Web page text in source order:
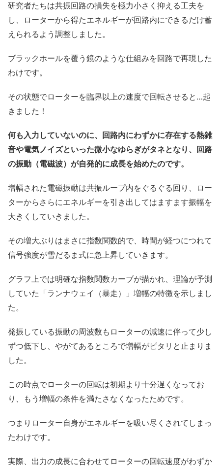
研究者たちは共振回路の損失を極力小さく抑える工夫を
し、ローターから得たエネルギーが回路内にできるだけ蓄
えられるよう調整しました。
ブラックホールを覆う鏡のような仕組みを回路で再現した
わけです。
その状態でローターを臨界以上の速度で回転させると…起
きました！
何も入力していないのに、回路内にわずかに存在する熱雑
音や電気ノイズといった微小なゆらぎがタネとなり、回路
の振動（電磁波）が自発的に成長を始めたのです。
増幅された電磁振動は共振ループ内をぐるぐる回り、ロー
ターからさらにエネルギーを引き出してはますます振幅を
大きくしていきました。
その増大ぶりはまさに指数関数的で、時間が経つにつれて
信号強度が雪だるま式に急上昇していきます。
グラフ上では明確な指数関数カーブが描かれ、理論が予測
していた「ランナウェイ（暴走）」増幅の特徴を示しまし
た。
発振している振動の周波数もローターの減速に伴って少し
ずつ低下し、やがてあるところで増幅がピタリと止まりま
した。
この時点でローターの回転は初期より十分遅くなってお
り、もう増幅の条件を満たさなくなったためです。
つまりローター自身がエネルギーを吸い尽くされてしまっ
たわけです。
実際、出力の成長に合わせてローターの回転速度がわずか